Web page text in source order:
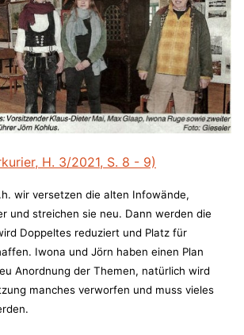
H. 3/2021, S. 8 - 9)
wir versetzen die alten Infowände,
und streichen sie neu. Dann werden die
Doppeltes reduziert und Platz für
Iwona und Jörn haben einen Plan
Anordnung der Themen, natürlich wird
manches verworfen und muss vieles